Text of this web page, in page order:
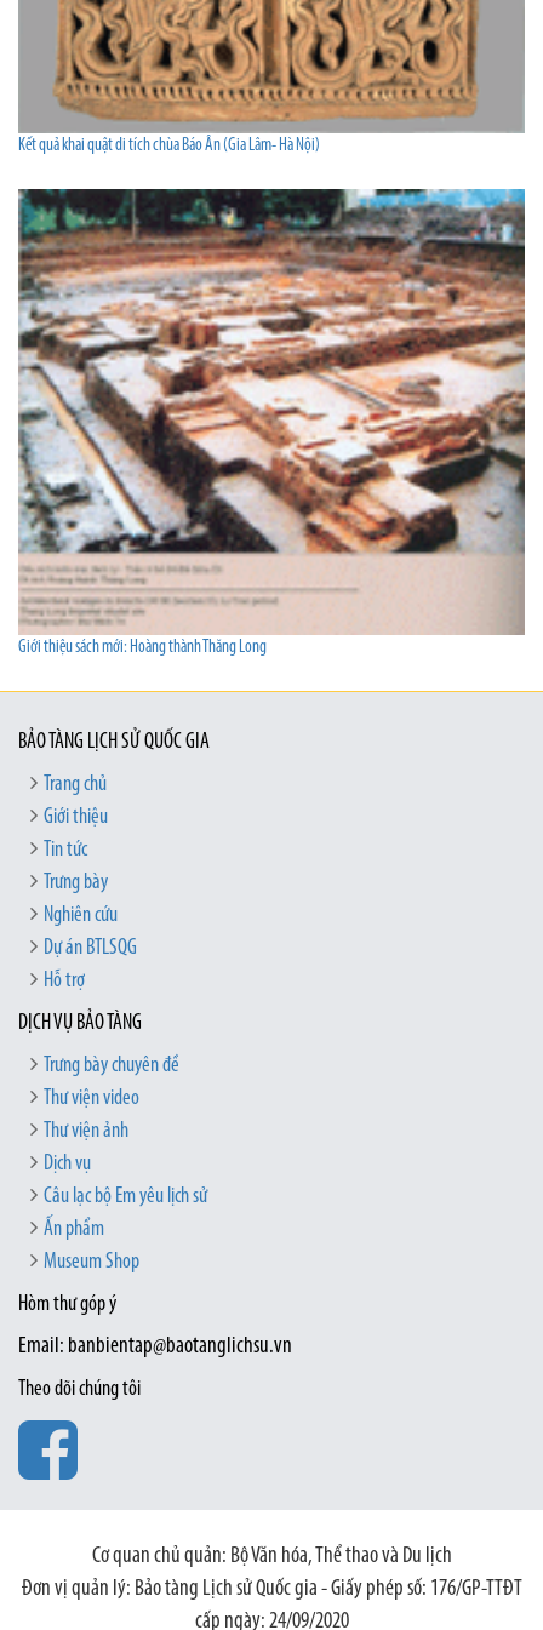
Kết quả khai quật di tích chùa Báo Ân (Gia Lâm- Hà Nội)
Giới thiệu sách mới: Hoàng thành Thăng Long
BẢO TÀNG LỊCH SỬ QUỐC GIA
Trang chủ
Giới thiệu
Tin tức
Trưng bày
Nghiên cứu
Dự án BTLSQG
Hỗ trợ
DỊCH VỤ BẢO TÀNG
Trưng bày chuyên đề
Thư viện video
Thư viện ảnh
Dịch vụ
Câu lạc bộ Em yêu lịch sử
Ấn phẩm
Museum Shop
Hòm thư góp ý
Email: banbientap@baotanglichsu.vn
Theo dõi chúng tôi
Cơ quan chủ quản: Bộ Văn hóa, Thể thao và Du lịch
Đơn vị quản lý: Bảo tàng Lịch sử Quốc gia - Giấy phép số: 176/GP-TTĐT
cấp ngày: 24/09/2020